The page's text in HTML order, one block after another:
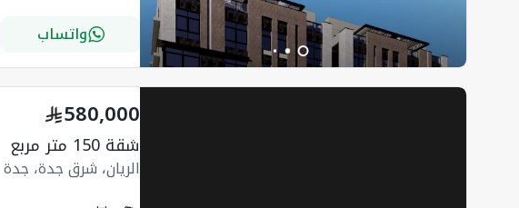
واتساب
580,000
شقة 150 متر مربع
الريان، شرق جدة، جدة